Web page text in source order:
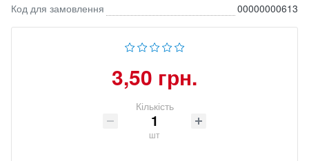
Код для замовлення
00000000613
3,50 грн.
Кількість
шт